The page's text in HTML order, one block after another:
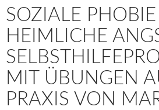
SOZIALE
HEIMLICHE
MIT ÜBUNGEN
PRAXIS VON